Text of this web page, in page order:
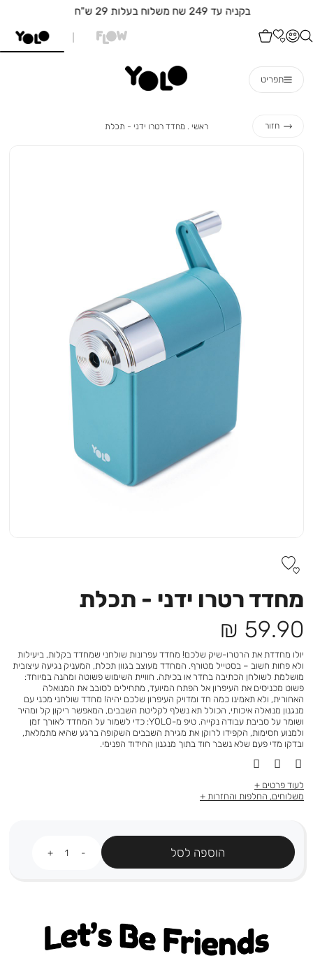
משלוחים לכללללל חלקי הארץ!!!
תפריט
חזור ראשי ראשי
מחדד רטרו ידני - תכלת
מחדד רטרו ידני - תכלת
מחיר
מוצר
59.90 ₪
יולו מחדדת את הרטרו-שיק שלכם! מחדד עפרונות שולחני שמחדד בקלות, ביעילות
ולא פחות חשוב – בסטייל מטורף. המחדד מעוצב בגוון תכלת, המעניק נגיעה עיצובית
מושלמת לשולחן הכתיבה בחדר או בכיתה. חוויית השימוש פשוטה ומהנה במיוחד:
פשוט מכניסים את העיפרון אל הפתח המיועד, מתחילים לסובב את המנואלה
האחורית, ולא תאמינו כמה חד ומדויק העיפרון שלכם יהיה! מחדד שולחני מכני עם
מנגנון מנואלה איכותי, הכולל תא נשלף לקליטת השבבים, המאפשר ריקון קל ומהיר
ושומר על סביבת עבודה נקייה. טיפ מ-YOLO: כדי לשמור על המחדד לאורך זמן
ולמנוע חסימות, הקפידו לרוקן את מגירת השבבים השקופה ברגע שהיא מתמלאת,
ובדקו מדי פעם שלא נשבר חוד בתוך מנגנון החידוד הפנימי.
לעוד פרטים
משלוחים, החלפות והחזרות
הוספה לסל
Let's be friends